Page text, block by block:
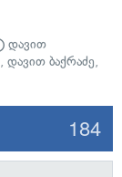
დავით
, დავით ბაქრაძე,
184